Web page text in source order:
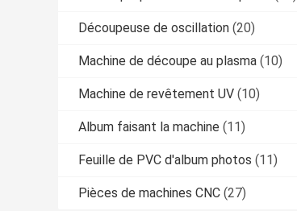
Découpeuse de oscillation (20)
Machine de découpe au plasma (10)
Machine de revêtement UV (10)
Album faisant la machine (11)
Feuille de PVC d'album photos (11)
Pièces de machines CNC (27)